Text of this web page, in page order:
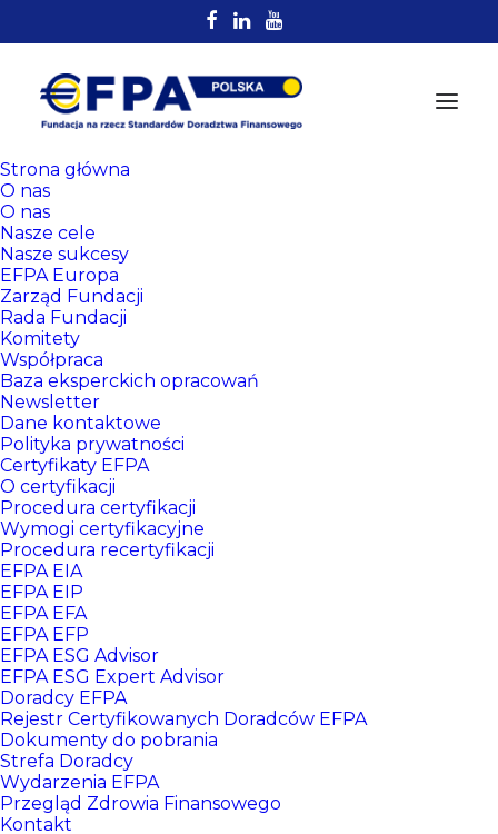
Strona główna
O nas
O nas
Nasze cele
Nasze sukcesy
EFPA Europa
Zarząd Fundacji
Rada Fundacji
Komitety
Współpraca
Baza eksperckich opracowań
Newsletter
Dane kontaktowe
Polityka prywatności
Certyfikaty EFPA
O certyfikacji
Procedura certyfikacji
Wymogi certyfikacyjne
Procedura recertyfikacji
EFPA EIA
EFPA EIP
EFPA EFA
EFPA EFP
EFPA ESG Advisor
EFPA ESG Expert Advisor
Doradcy EFPA
Rejestr Certyfikowanych Doradców EFPA
Dokumenty do pobrania
Strefa Doradcy
Wydarzenia EFPA
Przegląd Zdrowia Finansowego
Kontakt
Rejestr
Certyfikowanych
Doradców EFPA
Monika Derlatka-Skiba
PKO BP S.A. Oddział 4 w Krakowie
CERTYFIKATY: